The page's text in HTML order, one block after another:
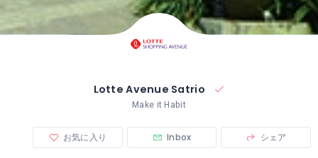
Lotte Avenue Satrio
Make it Habit
お気に入り Inbox シェア